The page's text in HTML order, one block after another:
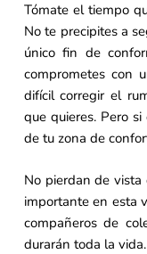
Tómate el tiempo
No te precipites a
único fin de
comprometes con
difícil corregir el
que quieres. Pero
de tu zona de
No pierdan de
importante en esta
compañeros de
durarán toda la vida.